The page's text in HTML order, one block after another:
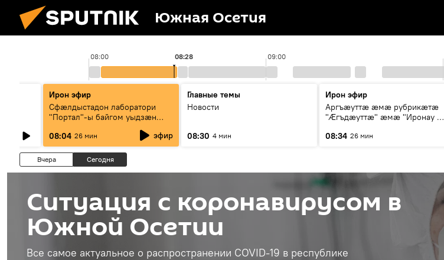
Южная Осетия
08:00 09:00
08:28
Ирон эфир
Сфæлдыстадон лаборатори
"Портал"-ы байгом уыдзæн
зындгонд нывгæнæг Гасситы
Æхсары куыстыты равдыст
08:04 26 мин эфир
Главные темы
Новости
08:30 4 мин
Ирон эфир
Аргъæуттæ æмæ рубрикæтæ
"Æгъдæуттæ" æмæ "Иронау æй
08:34 26 мин
Вчера Сегодня
Ситуация с коронавирусом в
Южной Осетии
Все самое актуальное о распространении COVID-19 в республике